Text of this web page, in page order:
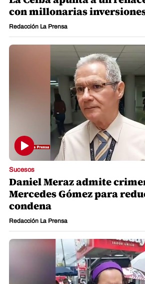
con millonarias
Redacción La Prensa
Sucesos
Daniel Meraz admite
Mercedes Gómez para
condena
Redacción La Prensa